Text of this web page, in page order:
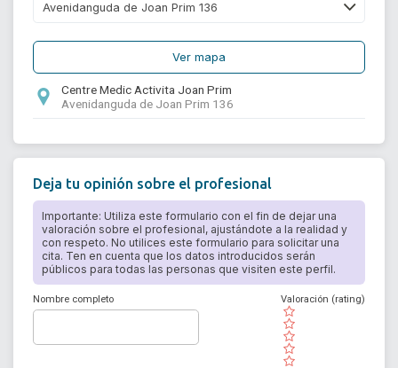
Ver mapa
Centre Medic Activita Joan Prim
Avenidanguda de Joan Prim 136
Deja tu opinión sobre el profesional
Importante: Utiliza este formulario con el fin de dejar una
valoración sobre el profesional, ajustándote a la realidad y
con respeto. No utilices este formulario para solicitar una
cita. Ten en cuenta que los datos introducidos serán
públicos para todas las personas que visiten este perfil.
Nombre completo
( )
( )
( )
( )
( )
Valoración (rating)